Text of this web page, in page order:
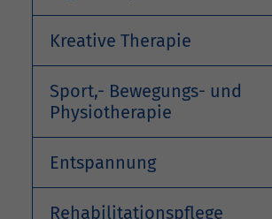
Kreative Therapie
Sport,- Bewegungs- und
Physiotherapie
Entspannung
Rehabilitationspflege